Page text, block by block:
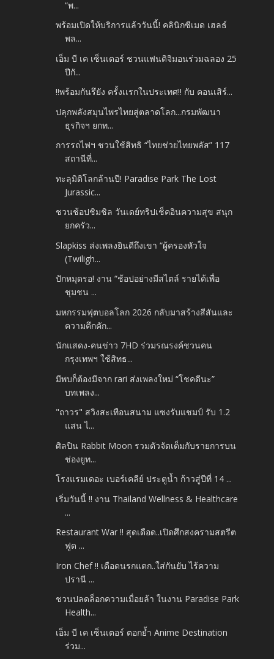
“พ...
พร้อมเปิดให้บริการแล้ววันนี้! คลินิกซีเมด เฮลธ์
พล...
เอ็ม บี เค เซ็นเตอร์ ชวนแฟนดิจิมอนร่วมฉลอง 25
ปีกั...
‼️พร้อมกันรึยัง ครั้งเเรกในประเทศ‼️ กับ คอนเสิร์...
ปลุกพลังสมุนไพรไทยสู่ตลาดโลก...กรมพัฒนา
ธุรกิจฯ ยกท...
การรถไฟฯ ชวนใช้สิทธิ “ไทยช่วยไทยพลัส” 117
สถานีที่...
ทะลุมิติโลกล้านปี! Paradise Park The Lost
Jurassic...
ชวนช้อปชิมชิล วันเดย์ทริปเช็คอินความสุข สนุก
ยกครัว...
Slapkiss ส่งเพลงยินดีถึงเขา “ผู้ครองหัวใจ
(Twiligh...
ปักหมุดรอ! งาน “ช้อปอย่างมีสไตล์ รายได้เพื่อ
ชุมชน ...
มหกรรมฟุตบอลโลก 2026 กลับมาสร้างสีสันและ
ความคึกคัก...
นักแสดง-คนข่าว 7HD ร่วมรณรงค์ชวนคน
กรุงเทพฯ ใช้สิทธ...
มีพบก็ต้องมีจาก rari ส่งเพลงใหม่ “โชคดีนะ”
บทเพลง...
"ถาวร" สวิงสะเทือนสนาม แซงรับแชมป์ รับ 1.2
แสน ไ...
ศิลปิน Rabbit Moon รวมตัวจัดเต็มกับรายการบน
ช่องยูท...
โรงแรมเดอะ เบอร์เคลีย์ ประตูน้ำ ก้าวสู่ปีที่ 14 ...
เริ่มวันนี้ !! งาน Thailand Wellness & Healthcare
...
Restaurant War !! สุดเดือด..เปิดศึกสงครามสตรีต
ฟูด ...
Iron Chef !! เดือดนรกแตก..ใส่กันยับ ไร้ความ
ปรานี ...
ชวนปลดล็อกความเมื่อยล้า ในงาน Paradise Park
Health...
เอ็ม บี เค เซ็นเตอร์ ตอกย้ำ Anime Destination
ร่วม...